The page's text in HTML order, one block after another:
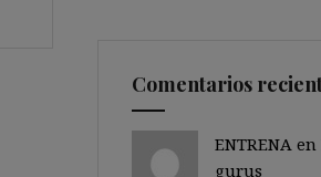
Comentarios
ENTRENA en
gurus